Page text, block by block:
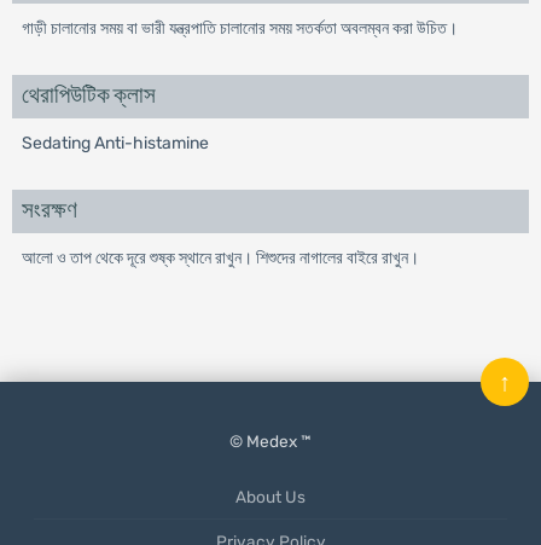
গাড়ী চালানোর সময় বা ভারী যন্ত্রপাতি চালানোর সময় সতর্কতা অবলম্বন করা উচিত।
থেরাপিউটিক ক্লাস
Sedating Anti-histamine
সংরক্ষণ
আলো ও তাপ থেকে দূরে শুষ্ক স্থানে রাখুন। শিশুদের নাগালের বাইরে রাখুন।
© Medex ™
About Us
↑